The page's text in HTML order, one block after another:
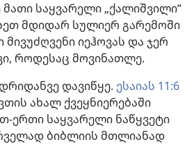
მათი საყვარელი „ქალიშვილი“
მდიდარ სულიერ გარემოში
იეჰოვას და ჯერ
როდესაც მოვინათლე.
დავიწყე. ესაიას 11:6
ახალ ქვეყნიერებაში
ერთი საყვარელი ნაწყვეტი
ბიბლიის მთლიანად